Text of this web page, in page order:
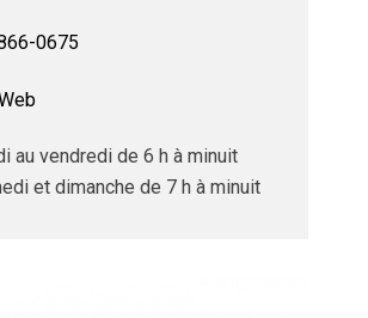
0675
au vendredi de 6 h à minuit
et dimanche de 7 h à minuit